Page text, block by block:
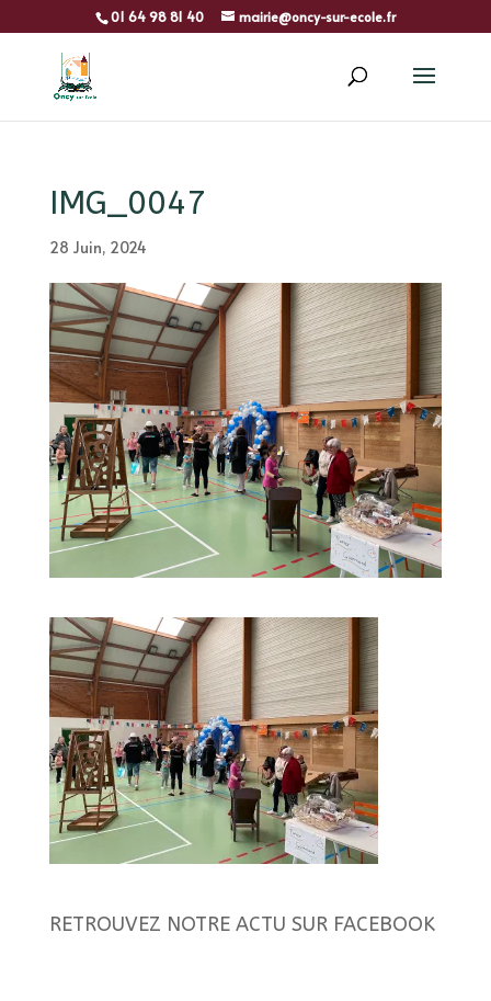
01 64 98 81 40 mairie@oncy-sur-ecole.fr
IMG_0047
28 Juin, 2024
RETROUVEZ NOTRE ACTU SUR FACEBOOK